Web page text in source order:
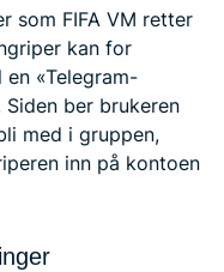
som FIFA VM retter
kan for
«Telegram-
Siden ber brukeren
med i gruppen,
inn på kontoen